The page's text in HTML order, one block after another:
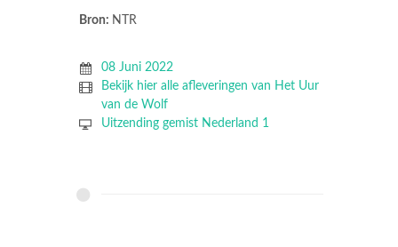
Bron: NTR
08 Juni 2022
Bekijk hier alle afleveringen van Het Uur
van de Wolf
Uitzending gemist Nederland 1